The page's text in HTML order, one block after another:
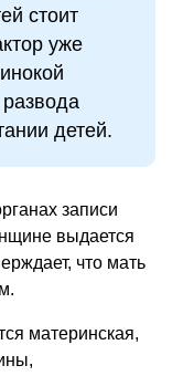
стоит
уже
детей.
записи
выдается
что мать
материнская,